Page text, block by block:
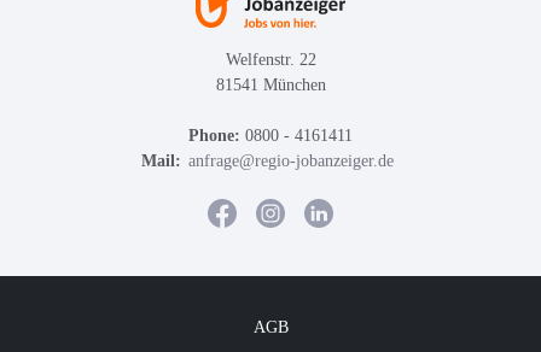
Welfenstr. 22
81541 München
Phone: 0800 - 4161411
Mail: anfrage@regio-jobanzeiger.de
AGB